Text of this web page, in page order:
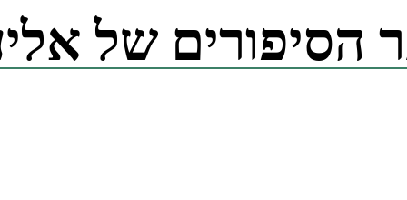
הסיפורים של